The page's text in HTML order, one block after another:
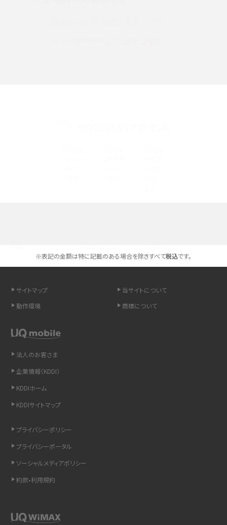
高校生にスマホ制限は必要？所持率やメリット・デメリットを詳しく紹介
スマホのネット通信速度が遅い原因は？すぐできる対処法や見直すポイントを解
説
を解説
LINEの引き継ぎ方法は？対象データや事前準備・条件・注意点などを解説
非通知設定とは？184で電話をかける方法やiPhone・Androidの設定を解説
iCloudの使用容量を減らす9つの方法！使用状況の確認手順も紹介
リプライ機能とは？LINE、X（旧Twitter）、Instagram、TikTokで送る方法を解説
※表記の金額は特に記載のある場合を除きすべて税込です。
サイトマップ
当サイトについて
動作環境
商標について
法人のお客さま
企業情報（KDDI）
KDDIホーム
KDDIサイトマップ
プライバシーポリシー
プライバシーポータル
ソーシャルメディアポリシー
約款•利用規約